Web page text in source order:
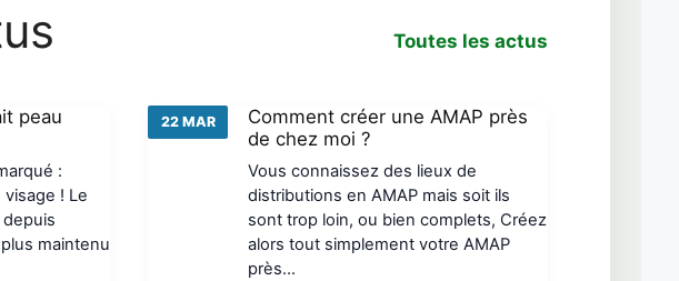
Toutes les actus
peau
:
! Le
maintenu
22 MAR
Comment créer une AMAP près
de chez moi ?
Vous connaissez des lieux de
distributions en AMAP mais soit ils
sont trop loin, ou bien complets, Créez
alors tout simplement votre AMAP
près…